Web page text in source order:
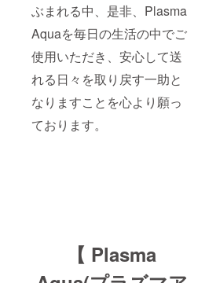
ぶまれる中、是非、Plasma
Aquaを毎日の生活の中でご
使用いただき、安心して送
れる日々を取り戻す一助と
なりますことを心より願っ
ております。
【 Plasma